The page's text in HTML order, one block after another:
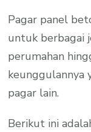
Pagar panel
untuk berbagai
perumahan
keunggulannya
pagar lain.
Berikut ini